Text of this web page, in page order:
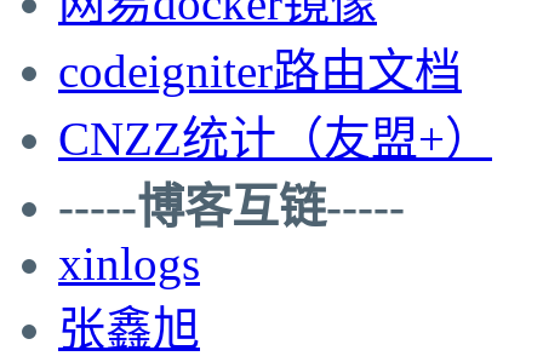
codeigniter路由文档
CNZZ统计（友盟+）
-----博客互链-----
xinlogs
张鑫旭